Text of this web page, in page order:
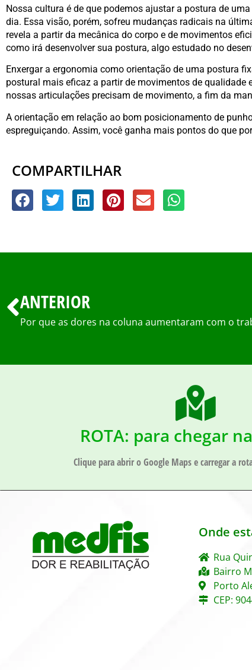
Nossa cultura é de que podemos ajustar a postura de
dia. Essa visão, porém, sofreu mudanças radicais na
revela a partir da mecânica do corpo e de movimentos
como irá desenvolver sua postura, algo estudado no
Enxergar a ergonomia como orientação de uma postura
postural mais eficaz a partir de movimentos de
nossas articulações precisam de movimento, a fim da
A orientação em relação ao bom posicionamento de
espreguiçando. Assim, você ganha mais pontos do que
COMPARTILHAR
ANTERIOR
ROTA: para chegar
Clique para abrir o Google Maps e carregar a
Onde
Rua
Bairro
Porto
CEP: